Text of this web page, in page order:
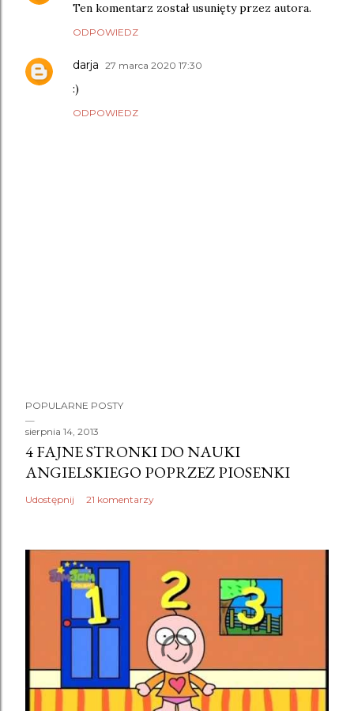
Ten komentarz został usunięty przez autora.
ODPOWIEDZ
darja 27 marca 2020 17:30
:)
ODPOWIEDZ
r
z
e
ś
l
k
POPULARNE POSTY
sierpnia 14, 2013
4 FAJNE STRONKI DO NAUKI
ANGIELSKIEGO POPRZEZ PIOSENKI
Udostępnij 21 komentarzy